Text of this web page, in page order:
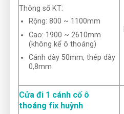
Thông số KT:
Rộng: 800 ~ 1100mm
Cao: 1900 ~ 2610mm
(không kể ô thoáng)
Cánh dày 50mm, thép dày
0,8mm
Cửa đi 1 cánh cố ô
thoáng fix huỳnh